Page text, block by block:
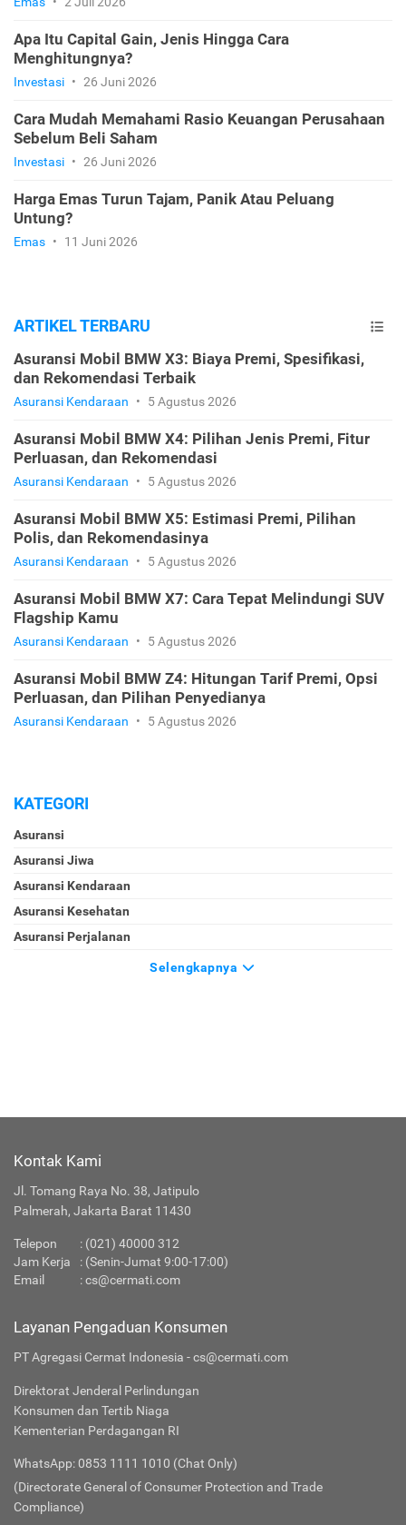
Apa Itu Capital Gain, Jenis Hingga Cara
Menghitungnya?
Investasi • 26 Juni 2026
Cara Mudah Memahami Rasio Keuangan Perusahaan
Sebelum Beli Saham
Investasi • 26 Juni 2026
Harga Emas Turun Tajam, Panik Atau Peluang
Untung?
Emas • 11 Juni 2026
ARTIKEL TERBARU
Asuransi Mobil BMW X3: Biaya Premi, Spesifikasi,
dan Rekomendasi Terbaik
Asuransi Kendaraan • 5 Agustus 2026
Asuransi Mobil BMW X4: Pilihan Jenis Premi, Fitur
Perluasan, dan Rekomendasi
Asuransi Kendaraan • 5 Agustus 2026
Asuransi Mobil BMW X5: Estimasi Premi, Pilihan
Polis, dan Rekomendasinya
Asuransi Kendaraan • 5 Agustus 2026
Asuransi Mobil BMW X7: Cara Tepat Melindungi SUV
Flagship Kamu
Asuransi Kendaraan • 5 Agustus 2026
Asuransi Mobil BMW Z4: Hitungan Tarif Premi, Opsi
Perluasan, dan Pilihan Penyedianya
Asuransi Kendaraan • 5 Agustus 2026
KATEGORI
Asuransi
Asuransi Jiwa
Asuransi Kendaraan
Asuransi Kesehatan
Asuransi Perjalanan
Selengkapnya
Kontak Kami
Jl. Tomang Raya No. 38, Jatipulo
Palmerah, Jakarta Barat 11430
Telepon : (021) 40000 312
Jam Kerja
: (Senin-Jumat 9:00-17:00)
Email
:cs@cermati.com
Layanan Pengaduan Konsumen
PT Agregasi Cermat Indonesia - cs@cermati.com
Direktorat Jenderal Perlindungan
Konsumen dan Tertib Niaga
Kementerian Perdagangan RI
WhatsApp: 0853 1111 1010 (Chat Only)
(Directorate General of Consumer Protection and Trade
Compliance)